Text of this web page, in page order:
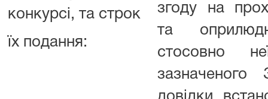
конкурсі, та строк
їх подання:
згоду на
та
стосовно